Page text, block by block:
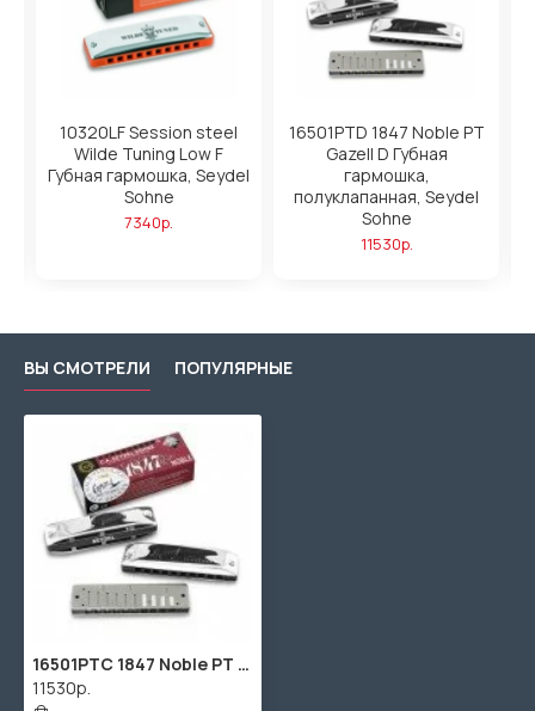
10320LF Session steel
Wilde Tuning Low F
Губная гармошка, Seydel
Sohne
7340р.
16501PTD 1847 Noble PT
Gazell D Губная
гармошка,
полуклапанная, Seydel
Sohne
11530р.
ВЫ СМОТРЕЛИ ПОПУЛЯРНЫЕ
16501PTC 1847 Noble PT Gazell C Губная гармошка, полуклапанная, Seydel Sohne
11530р.